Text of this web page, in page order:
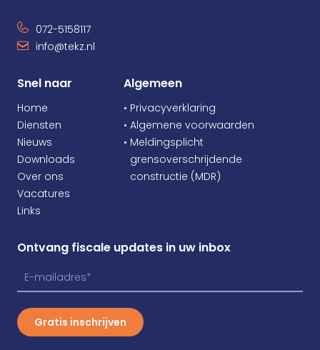
072-5158117
info@tekz.nl
Snel naar
Home
Diensten
Nieuws
Downloads
Over ons
Vacatures
Links
Algemeen
• Privacyverklaring
• Algemene voorwaarden
• Meldingsplicht
grensoverschrijdende
constructie (MDR)
Ontvang fiscale updates in uw inbox
Gratis inschrijven